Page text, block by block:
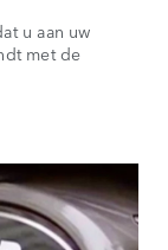
u aan uw
met de